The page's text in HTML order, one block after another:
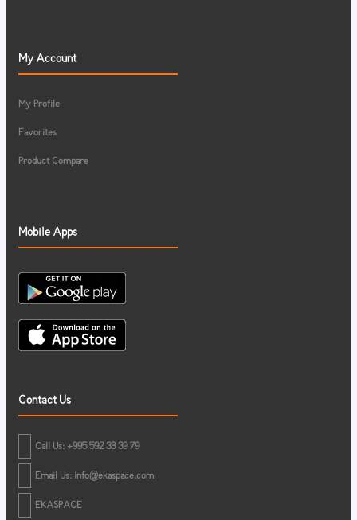
My Account
My Profile
Favorites
Product Compare
Mobile Apps
Contact Us
Call Us: +995 592 38 39 79
Email Us: info@ekaspace.com
EKASPACE